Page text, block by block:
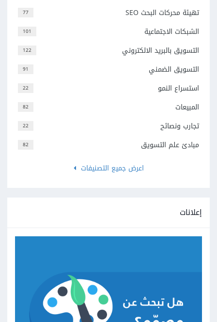
77 تهيئة محركات البحث SEO
101 الشبكات الاجتماعية
122 التسويق بالبريد الالكتروني
91 التسويق الضمني
22 استسراع النمو
82 المبيعات
22 تجارب ونصائح
82
مبادئ علم التسويق
اعرض جميع التصنيفات
إعلانات